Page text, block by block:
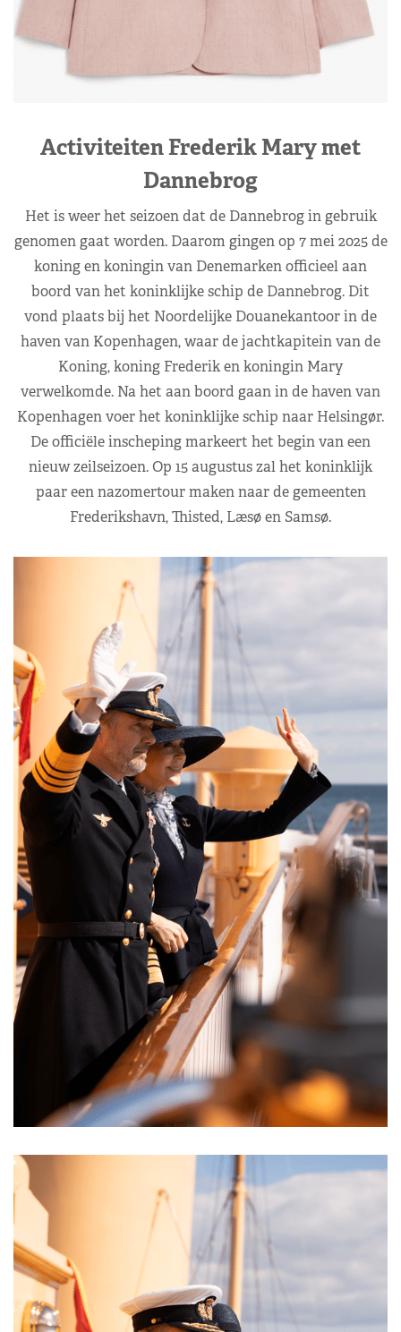
Activiteiten Frederik Mary met
Dannebrog
Het is weer het seizoen dat de Dannebrog in gebruik
genomen gaat worden. Daarom gingen op 7 mei 2025 de
koning en koningin van Denemarken officieel aan
boord van het koninklijke schip de Dannebrog. Dit
vond plaats bij het Noordelijke Douanekantoor in de
haven van Kopenhagen, waar de jachtkapitein van de
Koning, koning Frederik en koningin Mary
verwelkomde. Na het aan boord gaan in de haven van
Kopenhagen voer het koninklijke schip naar Helsingør.
De officiële inscheping markeert het begin van een
nieuw zeilseizoen. Op 15 augustus zal het koninklijk
paar een nazomertour maken naar de gemeenten
Frederikshavn, Thisted, Læsø en Samsø.